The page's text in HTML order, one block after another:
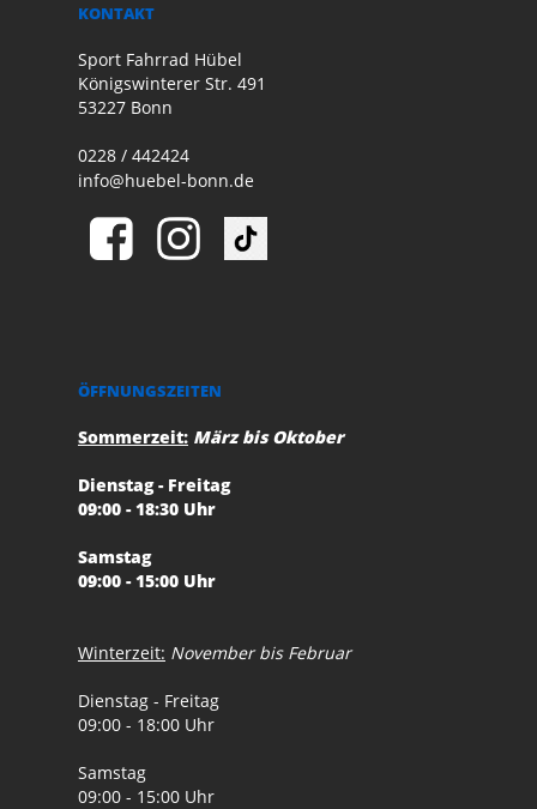
KONTAKT
Sport Fahrrad Hübel
Königswinterer Str. 491
53227 Bonn
0228 / 442424
info@huebel-bonn.de
ÖFFNUNGSZEITEN
Sommerzeit: März bis Oktober
Dienstag - Freitag
09:00 - 18:30 Uhr
Samstag
09:00 - 15:00 Uhr
Winterzeit: November bis Februar
Dienstag - Freitag
09:00 - 18:00 Uhr
Samstag
09:00 - 15:00 Uhr